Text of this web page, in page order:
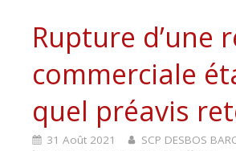
Rupture d’une
commerciale
quel préavis
31 Août 2021
SCP DESBOS